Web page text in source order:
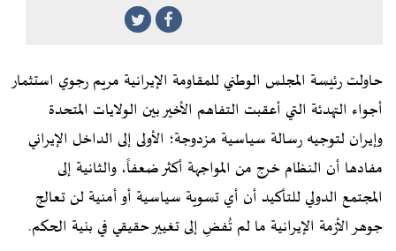
حاولت رئيسة المجلس الوطني للمقاومة الإيرانية مريم رجوي استثمار
أجواء التهدئة التي أعقبت التفاهم الأخير بين الولايات المتحدة
وإيران لتوجيه رسالة سياسية مزدوجة؛ الأولى إلى الداخل الإيراني
مفادها أن النظام خرج من المواجهة أكثر ضعفاً، والثانية إلى
المجتمع الدولي للتأكيد أن أي تسوية سياسية أو أمنية لن تعالج
جوهر الأزمة الإيرانية ما لم تُفضِ إلى تغيير حقيقي في بنية الحكم.